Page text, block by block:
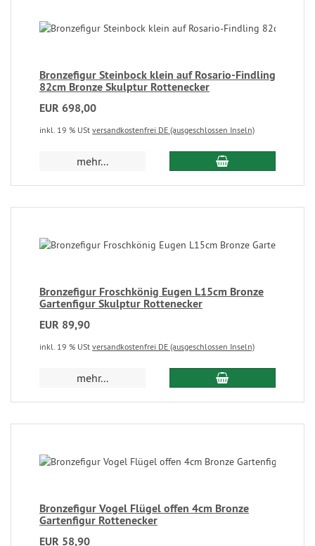
Bronzefigur Steinbock klein auf Rosario-Findling
82cm Bronze Skulptur Rottenecker
EUR 698,00
inkl. 19 % USt versandkostenfrei DE (ausgeschlossen Inseln)
mehr...
Bronzefigur Froschkönig Eugen L15cm Bronze
Gartenfigur Skulptur Rottenecker
EUR 89,90
inkl. 19 % USt versandkostenfrei DE (ausgeschlossen Inseln)
mehr...
Bronzefigur Vogel Flügel offen 4cm Bronze
Gartenfigur Rottenecker
EUR 58,90